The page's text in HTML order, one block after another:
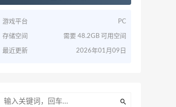
游戏平台 PC
存储空间 需要 48.2GB 可用空间
最近更新 2026年01月09日